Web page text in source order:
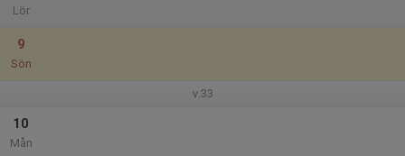
Lör
9
Sön
v.33
10
Mån